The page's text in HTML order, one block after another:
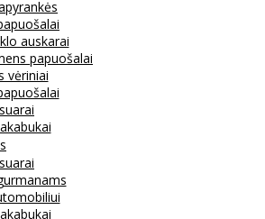
auskarai
papuošalai
vėriniai